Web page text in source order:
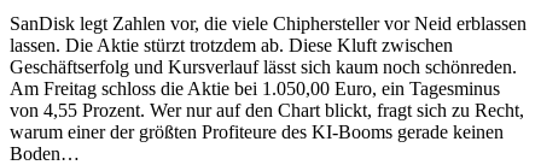
SanDisk legt Zahlen vor, die viele Chiphersteller vor Neid erblassen
lassen. Die Aktie stürzt trotzdem ab. Diese Kluft zwischen
Geschäftserfolg und Kursverlauf lässt sich kaum noch schönreden.
Am Freitag schloss die Aktie bei 1.050,00 Euro, ein Tagesminus
von 4,55 Prozent. Wer nur auf den Chart blickt, fragt sich zu Recht,
warum einer der größten Profiteure des KI-Booms gerade keinen
Boden…